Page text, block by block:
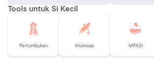
Tools untuk Si Kecil
Pertumbuhan Imunisasi MPASI